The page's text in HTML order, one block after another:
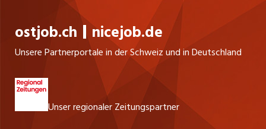
ostjob.ch nicejob.de
Unsere Partnerportale in der Schweiz und in Deutschland
Unser regionaler Zeitungspartner